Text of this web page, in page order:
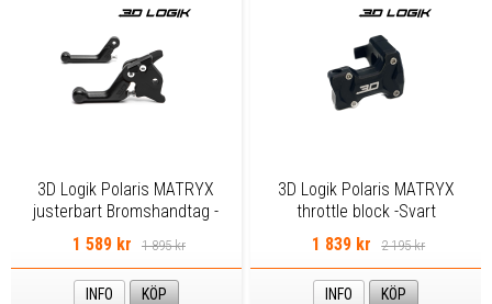
3D Logik Polaris MATRYX
justerbart Bromshandtag -
Svart Shorty
1 589 kr 1 895 kr
INFO KÖP
3D Logik Polaris MATRYX
throttle block -Svart
1 839 kr
2 195 kr
INFO KÖP